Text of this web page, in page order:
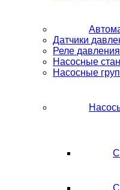
Датчики
Реле давления
Насосные
Насосные